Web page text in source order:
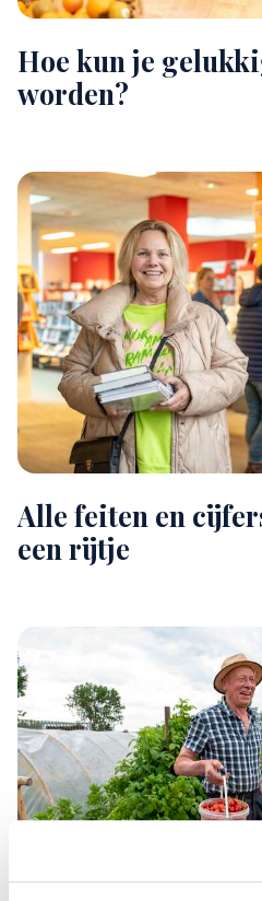
Hoe kun je
worden?
Alle feiten en
een rijtje